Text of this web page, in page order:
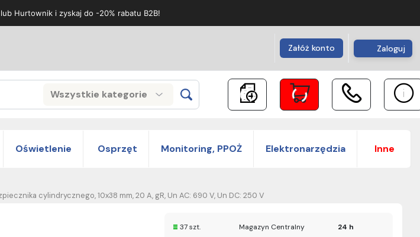
Hurtownik i zyskaj do -20% rabatu B2B!
Załóż konto Zaloguj
Wszystkie kategorie
Search
Oświetlenie Osprzęt Monitoring, PPOŻ Elektronarzędzia Inne
cylindrycznego, 10x38 mm, 20 A, gR, Un AC: 690 V, Un DC: 250 V
37 szt. Magazyn Centralny 24 h